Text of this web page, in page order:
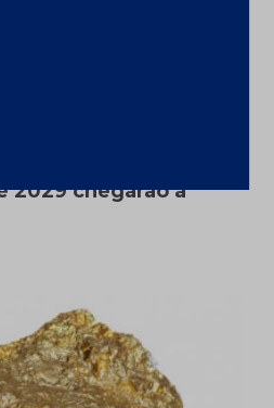
2029 chegarão a